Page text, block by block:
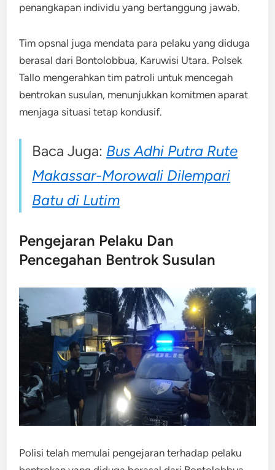
penangkapan individu yang bertanggung jawab.
Tim opsnal juga mendata para pelaku yang diduga
berasal dari Bontolobbua, Karuwisi Utara. Polsek
Tallo mengerahkan tim patroli untuk mencegah
bentrokan susulan, menunjukkan komitmen aparat
menjaga situasi tetap kondusif.
Baca Juga: Bus Adhi Putra Rute
Makassar-Morowali Dilempari
Batu di Lutim
Pengejaran Pelaku Dan
Pencegahan Bentrok Susulan
Polisi telah memulai pengejaran terhadap pelaku